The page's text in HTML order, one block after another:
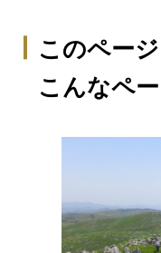
このペー
こんなペ